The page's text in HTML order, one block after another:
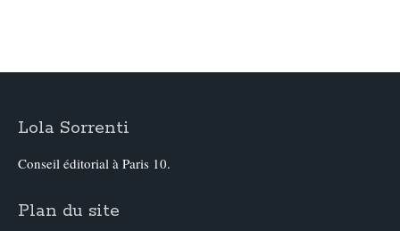
Lola Sorrenti
Conseil éditorial à Paris 10.
Plan du site